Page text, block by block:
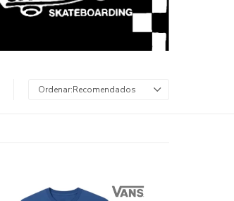
Recomendados